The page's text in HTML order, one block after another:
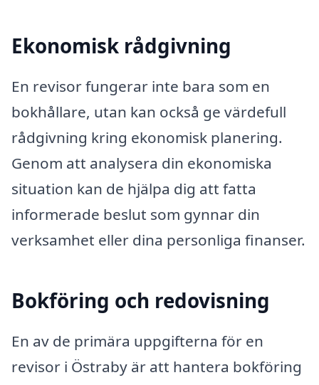
Ekonomisk rådgivning
En revisor fungerar inte bara som en
bokhållare, utan kan också ge värdefull
rådgivning kring ekonomisk planering.
Genom att analysera din ekonomiska
situation kan de hjälpa dig att fatta
informerade beslut som gynnar din
verksamhet eller dina personliga finanser.
Bokföring och redovisning
En av de primära uppgifterna för en
revisor i Östraby är att hantera bokföring